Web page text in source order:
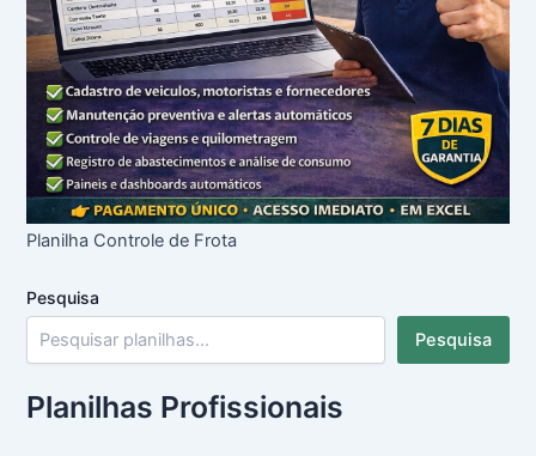
Planilha Controle de Frota
Pesquisa
Pesquisa
Planilhas Profissionais